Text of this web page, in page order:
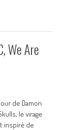
We Are
de Damon
le virage
inspiré de